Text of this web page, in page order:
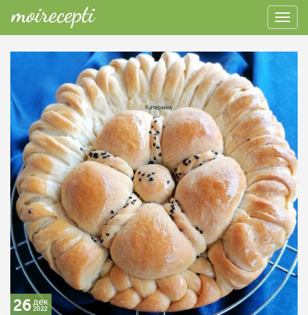
26 дек
2022